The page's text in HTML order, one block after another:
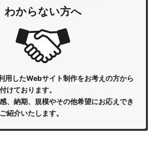
わからない方へ
したWebサイト制作をお考えの方から
けております。
、納期、規模やその他希望にお応えでき
紹介いたします。